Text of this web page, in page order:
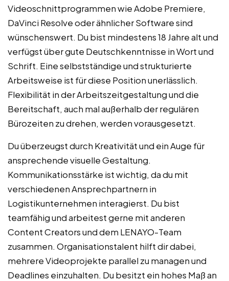
Videoschnittprogrammen wie Adobe Premiere,
DaVinci Resolve oder ähnlicher Software sind
wünschenswert. Du bist mindestens 18 Jahre alt und
verfügst über gute Deutschkenntnisse in Wort und
Schrift. Eine selbstständige und strukturierte
Arbeitsweise ist für diese Position unerlässlich.
Flexibilität in der Arbeitszeitgestaltung und die
Bereitschaft, auch mal außerhalb der regulären
Bürozeiten zu drehen, werden vorausgesetzt.
Du überzeugst durch Kreativität und ein Auge für
ansprechende visuelle Gestaltung.
Kommunikationsstärke ist wichtig, da du mit
verschiedenen Ansprechpartnern in
Logistikunternehmen interagierst. Du bist
teamfähig und arbeitest gerne mit anderen
Content Creators und dem LENAYO-Team
zusammen. Organisationstalent hilft dir dabei,
mehrere Videoprojekte parallel zu managen und
Deadlines einzuhalten. Du besitzt ein hohes Maß an